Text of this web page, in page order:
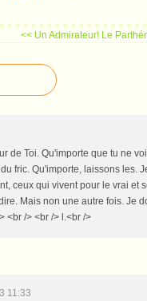
<< Un Admirateur! Le
de Toi. Qu'importe que tu ne
fric. Qu'importe, laissons les.
ceux qui vivent pour le vrai
Mais non une autre fois. Je
<br /> <br /> l.<br />
11:33